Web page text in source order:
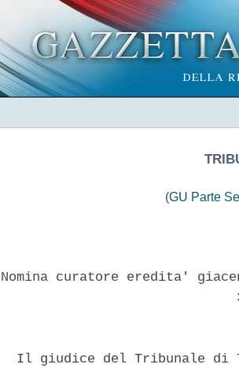
(GU Parte
Nomina curatore eredita'
Il giudice del Tribunale di